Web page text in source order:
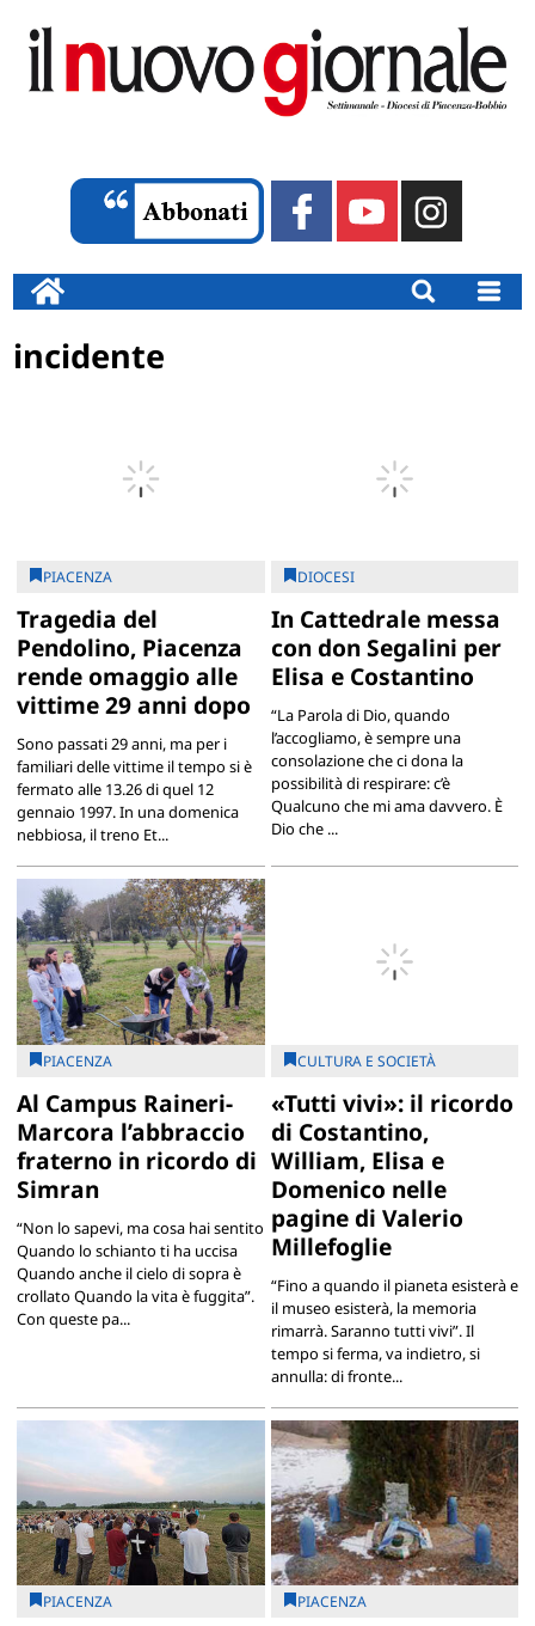
incidente
PIACENZA
Tragedia del
Pendolino, Piacenza
rende omaggio alle
vittime 29 anni dopo
Sono passati 29 anni, ma per i
familiari delle vittime il tempo si è
fermato alle 13.26 di quel 12
gennaio 1997. In una domenica
nebbiosa, il treno Et...
DIOCESI
In Cattedrale messa
con don Segalini per
Elisa e Costantino
“La Parola di Dio, quando
l’accogliamo, è sempre una
consolazione che ci dona la
possibilità di respirare: c’è
Qualcuno che mi ama davvero. È
Dio che ...
PIACENZA
Al Campus Raineri-
Marcora l’abbraccio
fraterno in ricordo di
Simran
“Non lo sapevi, ma cosa hai sentito
Quando lo schianto ti ha uccisa
Quando anche il cielo di sopra è
crollato Quando la vita è fuggita”.
Con queste pa...
CULTURA E SOCIETÀ
«Tutti vivi»: il ricordo
di Costantino,
William, Elisa e
Domenico nelle
pagine di Valerio
Millefoglie
“Fino a quando il pianeta esisterà e
il museo esisterà, la memoria
rimarrà. Saranno tutti vivi”. Il
tempo si ferma, va indietro, si
annulla: di fronte...
PIACENZA PIACENZA